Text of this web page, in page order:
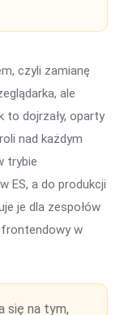
czyli zamianę
ale
to dojrzały, oparty
nad każdym
trybie
ES, a do produkcji
je dla zespołów
w
się na tym,